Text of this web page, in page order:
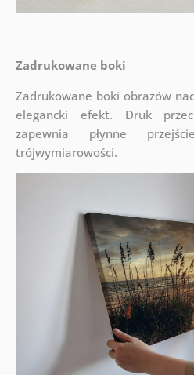
Zadrukowane boki
Zadrukowane boki obrazów
elegancki efekt. Druk
zapewnia płynne
trójwymiarowości.